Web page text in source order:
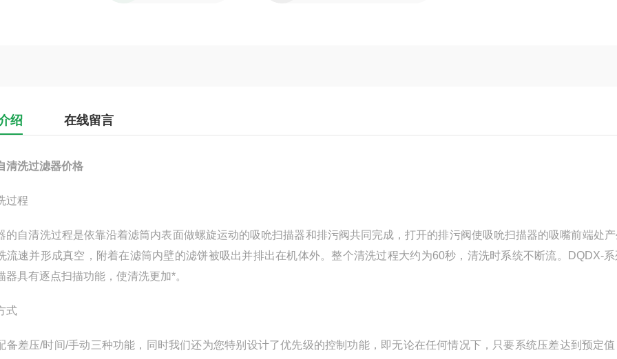
绍 在线留言
清洗过滤器价格
过程
的自清洗过程是依靠沿着滤筒内表面做螺旋运动的吸吮扫描器和排污阀共同完成，打开的排污阀使吸吮扫描器的吸嘴前端处
流速并形成真空，附着在滤筒内壁的滤饼被吸出并排出在机体外。整个清洗过程大约为60秒，清洗时系统不断流。DQDX-
器具有逐点扫描功能，使清洗更加*。
式
备差压/时间/手动三种功能，同时我们还为您特别设计了优先级的控制功能，即无论在任何情况下，只要系统压差达到预定